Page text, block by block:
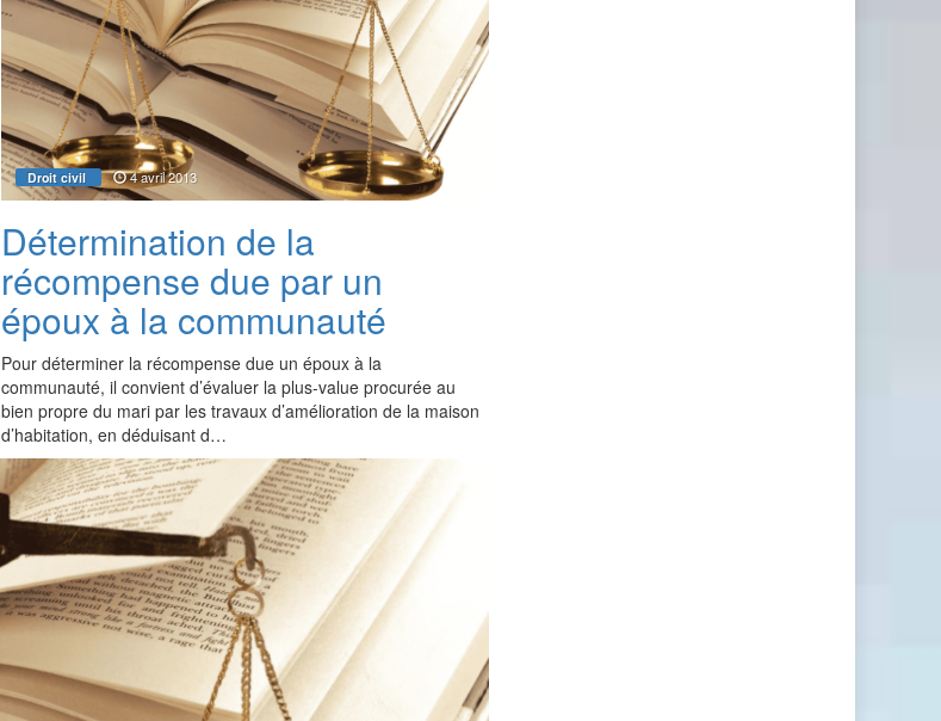
Droit civil 4 avril 2013
Détermination de la
récompense due par un
époux à la communauté
Pour déterminer la récompense due un époux à la
communauté, il convient d’évaluer la plus-value procurée au
bien propre du mari par les travaux d’amélioration de la maison
d’habitation, en déduisant d…